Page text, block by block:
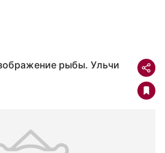
рыбы. Ульчи